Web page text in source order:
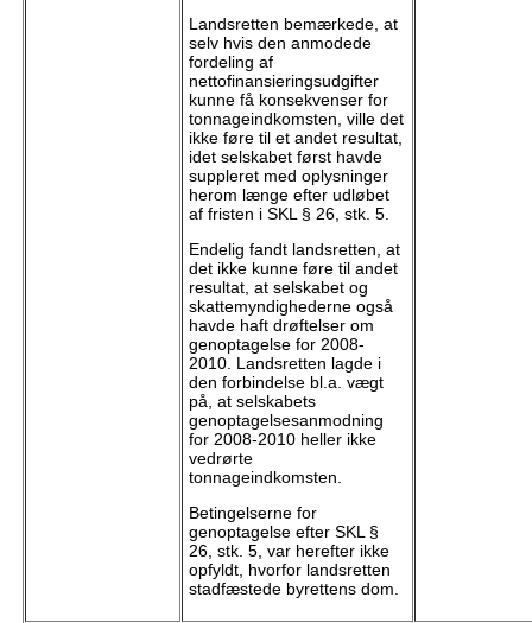
Landsretten bemærkede, at
selv hvis den anmodede
fordeling af
nettofinansieringsudgifter
kunne få konsekvenser for
tonnageindkomsten, ville det
ikke føre til et andet resultat,
idet selskabet først havde
suppleret med oplysninger
herom længe efter udløbet
af fristen i SKL § 26, stk. 5.
Endelig fandt landsretten, at
det ikke kunne føre til andet
resultat, at selskabet og
skattemyndighederne også
havde haft drøftelser om
genoptagelse for 2008-
2010. Landsretten lagde i
den forbindelse bl.a. vægt
på, at selskabets
genoptagelsesanmodning
for 2008-2010 heller ikke
vedrørte
tonnageindkomsten.
Betingelserne for
genoptagelse efter SKL §
26, stk. 5, var herefter ikke
opfyldt, hvorfor landsretten
stadfæstede byrettens dom.